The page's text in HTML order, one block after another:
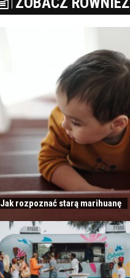
Jak rozpoznać starą marihuanę